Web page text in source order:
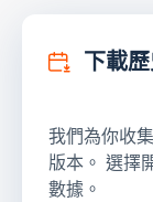
下載
我們為你收
版本。 選擇
數據。